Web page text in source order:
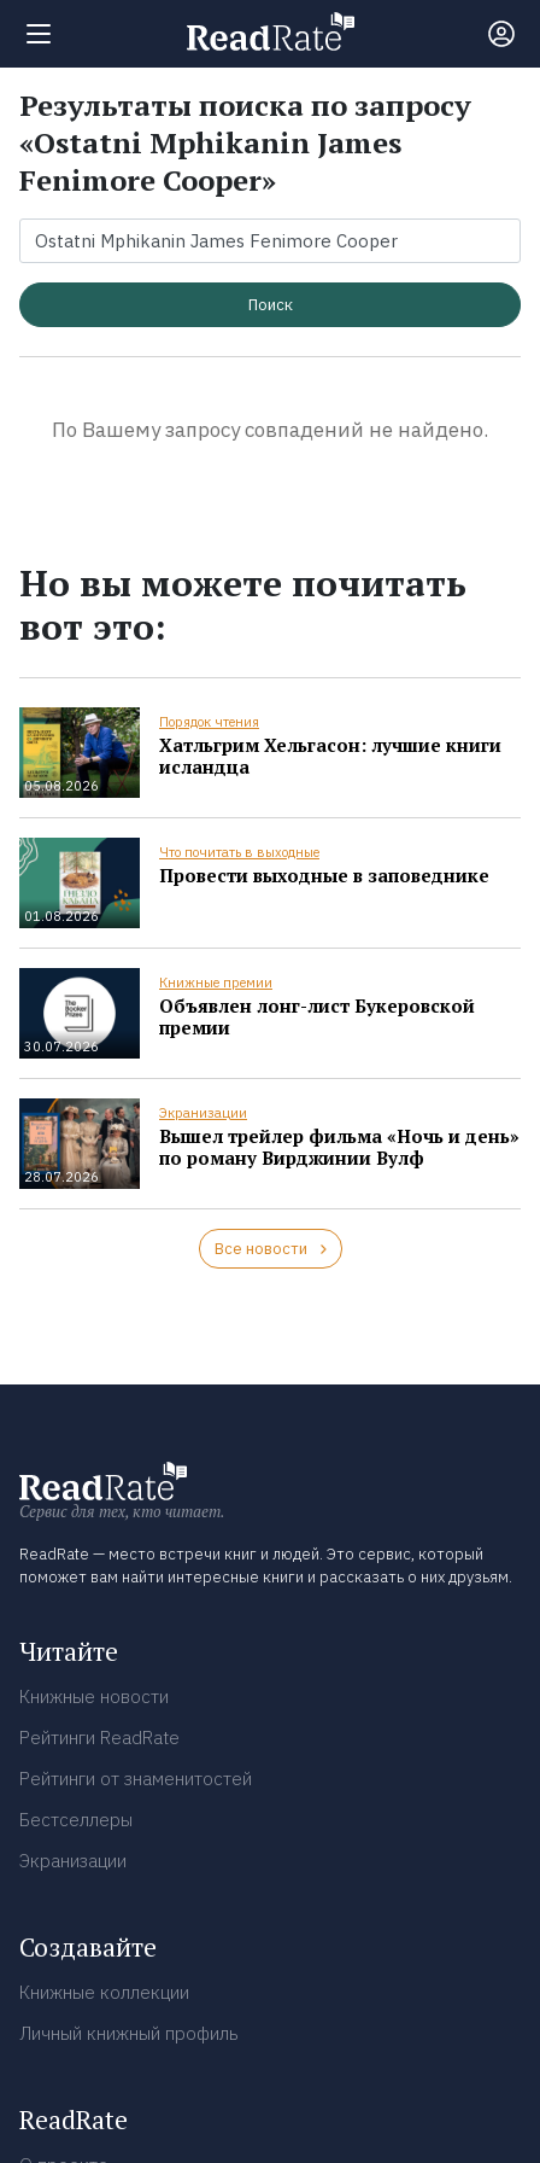
Поиск
Новости
Рейтинги
Экранизации
Результаты поиска по запросу
«Ostatni Mphikanin James
Fenimore Cooper»
Поиск
По Вашему запросу совпадений не найдено.
Но вы можете почитать
вот это:
05.08.2026
Порядок чтения
Хатльгрим Хельгасон: лучшие книги
исландца
01.08.2026
Что почитать в выходные
Провести выходные в заповеднике
30.07.2026
Книжные премии
Объявлен лонг-лист Букеровской
премии
28.07.2026
Экранизации
Вышел трейлер фильма «Ночь и день»
по роману Вирджинии Вулф
Все новости
Сервис для тех, кто читает.
ReadRate — место встречи книг и людей. Это сервис, который
поможет вам найти интересные книги и рассказать о них друзьям.
Читайте
Книжные новости
Рейтинги ReadRate
Рейтинги от знаменитостей
Бестселлеры
Экранизации
Создавайте
Книжные коллекции
Личный книжный профиль
ReadRate